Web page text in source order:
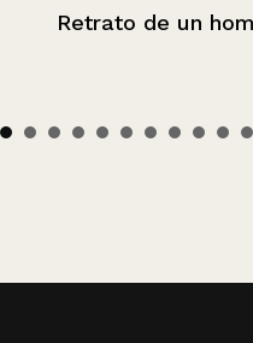
Retrato de un hombre